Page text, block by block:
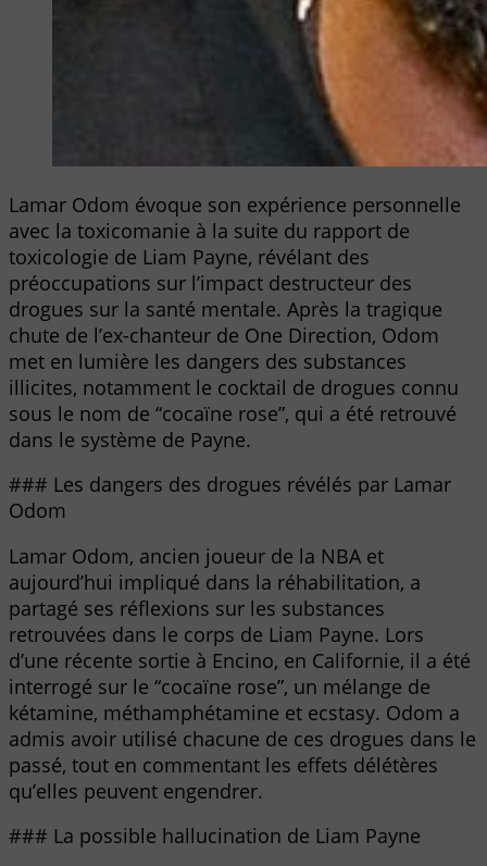
Lamar Odom évoque son expérience personnelle
avec la toxicomanie à la suite du rapport de
toxicologie de Liam Payne, révélant des
préoccupations sur l’impact destructeur des
drogues sur la santé mentale. Après la tragique
chute de l’ex-chanteur de One Direction, Odom
met en lumière les dangers des substances
illicites, notamment le cocktail de drogues connu
sous le nom de “cocaïne rose”, qui a été retrouvé
dans le système de Payne.
### Les dangers des drogues révélés par Lamar
Odom
Lamar Odom, ancien joueur de la NBA et
aujourd’hui impliqué dans la réhabilitation, a
partagé ses réflexions sur les substances
retrouvées dans le corps de Liam Payne. Lors
d’une récente sortie à Encino, en Californie, il a été
interrogé sur le “cocaïne rose”, un mélange de
kétamine, méthamphétamine et ecstasy. Odom a
admis avoir utilisé chacune de ces drogues dans le
passé, tout en commentant les effets délétères
qu’elles peuvent engendrer.
### La possible hallucination de Liam Payne